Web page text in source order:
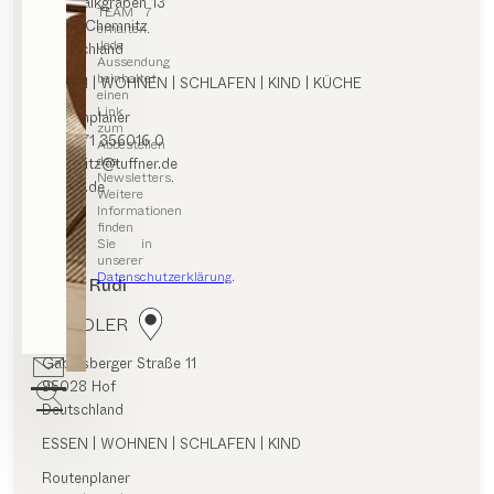
TEAM 7
erhalten.
Jede
Aussendung
beinhaltet
einen
Link
zum
Abbestellen
des
Newsletters.
Weitere
Informationen
finden
Sie in
unserer
Datenschutzerklärung.
09119 Chemnitz
Deutschland
ESSEN | WOHNEN | SCHLAFEN | KIND | KÜCHE
Routenplaner
+49 371 356016 0
chemnitz@tuffner.de
tuffner.de
Weiß Rudi
HÄNDLER
Gabelsberger Straße 11
95028 Hof
Deutschland
ESSEN | WOHNEN | SCHLAFEN | KIND
Routenplaner